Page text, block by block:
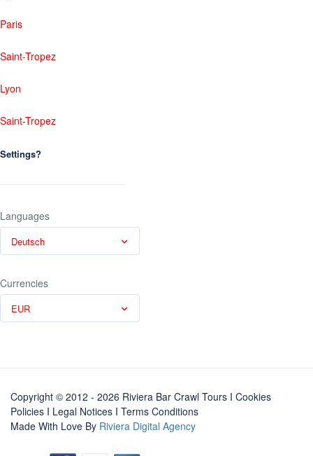
Paris
Saint-Tropez
Lyon
Saint-Tropez
Settings?
Languages
Deutsch
Currencies
EUR
Copyright © 2012 - 2026 Riviera Bar Crawl Tours I Cookies
Policies I Legal Notices I Terms Conditions
Made With Love By Riviera Digital Agency